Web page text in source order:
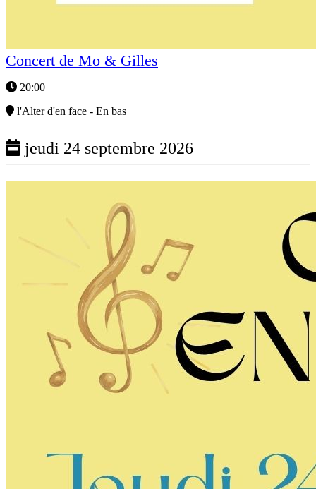
Concert de Mo & Gilles
20:00
l'Alter d'en face - En bas
jeudi 24 septembre 2026